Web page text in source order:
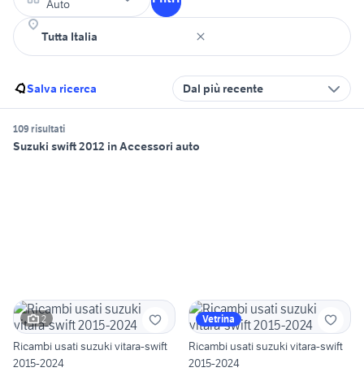
Auto
Salva ricerca Dal più recente
109 risultati
Suzuki swift 2012 in Accessori auto
2
Ricambi usati suzuki vitara-swift
2015-2024
Vetrina
Ricambi usati suzuki vitara-swift
2015-2024